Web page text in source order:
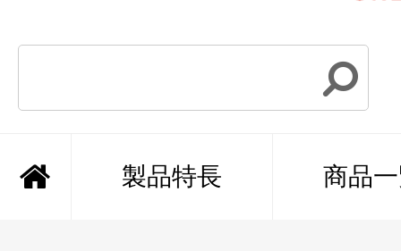
製品特長 商品